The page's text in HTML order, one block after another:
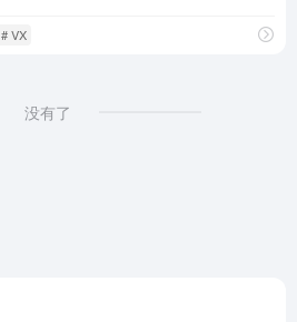
# VX
没有了